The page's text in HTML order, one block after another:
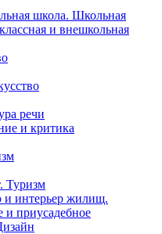
школа. Школьная
и внешкольная
речи
и критика
Туризм
и интерьер жилищ.
и приусадебное